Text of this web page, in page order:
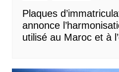
Plaques
annonce
utilisé au Maroc et à